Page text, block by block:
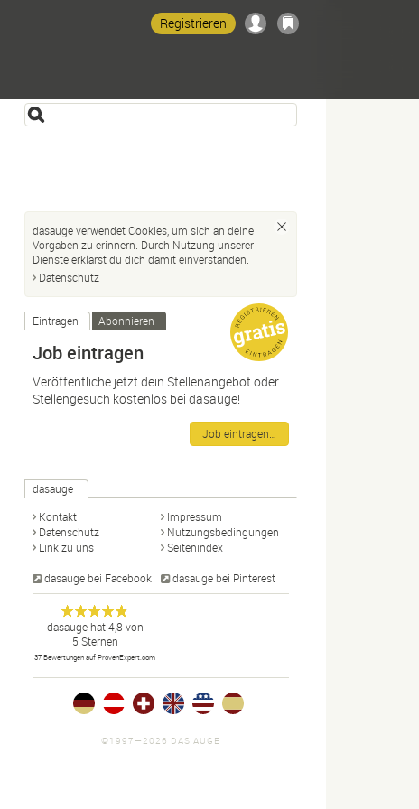
Registrieren
dasauge verwendet Cookies, um sich an deine
Vorgaben zu erinnern. Durch Nutzung unserer
Dienste erklärst du dich damit einverstanden.
Datenschutz
Eintragen Abonnieren
Job eintragen
Veröffentliche jetzt dein Stellenangebot oder
Stellengesuch kostenlos bei dasauge!
Job eintragen…
dasauge
Kontakt
Impressum
Datenschutz
Nutzungsbedingungen
Link zu uns
Seitenindex
dasauge bei Facebook dasauge bei Pinterest
dasauge
Designer,
Fotografen,
Agenturen,
Portfolios
und Jobs.
Anonym
dasaugehat4,8 von
5 Sternen
37 Bewertungen auf ProvenExpert.com
©1997—2026 DAS AUGE